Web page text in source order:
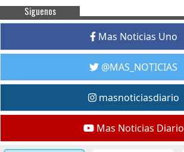
Siguenos
Mas Noticias Uno
@MAS_NOTICIAS
masnoticiasdiario
Mas Noticias Diario